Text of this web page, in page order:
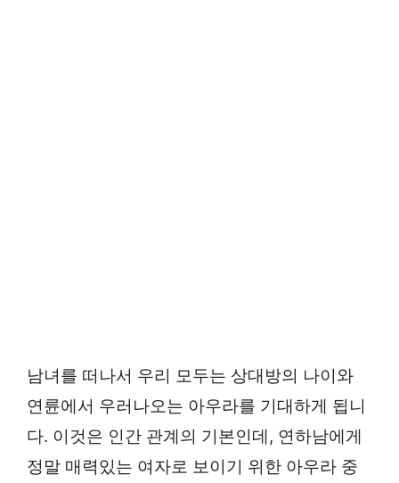
남녀를 떠나서 우리 모두는 상대방의 나이와
연륜에서 우러나오는 아우라를 기대하게 됩니
다. 이것은 인간 관계의 기본인데, 연하남에게
정말 매력있는 여자로 보이기 위한 아우라 중